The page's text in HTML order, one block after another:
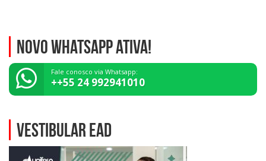
NOVO WHATSAPP ATIVA!
Fale conosco via Whatsapp:
++55 24 992941010
VESTIBULAR EAD